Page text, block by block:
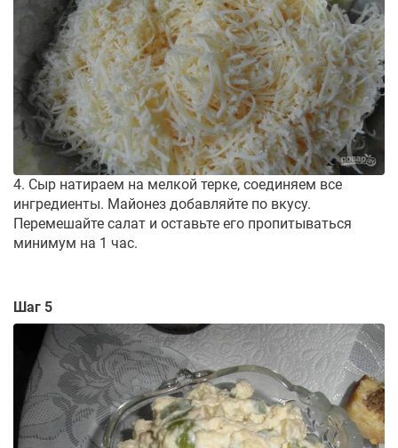
4. Сыр натираем на мелкой терке, соединяем все
ингредиенты. Майонез добавляйте по вкусу.
Перемешайте салат и оставьте его пропитываться
минимум на 1 час.
Шаг 5